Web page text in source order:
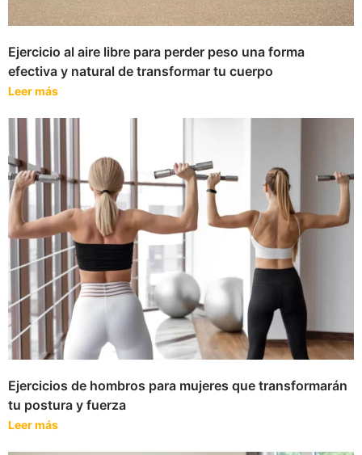
Ejercicio al aire libre para perder peso una forma
efectiva y natural de transformar tu cuerpo
Leer más
Ejercicios de hombros para mujeres que transformarán
tu postura y fuerza
Leer más